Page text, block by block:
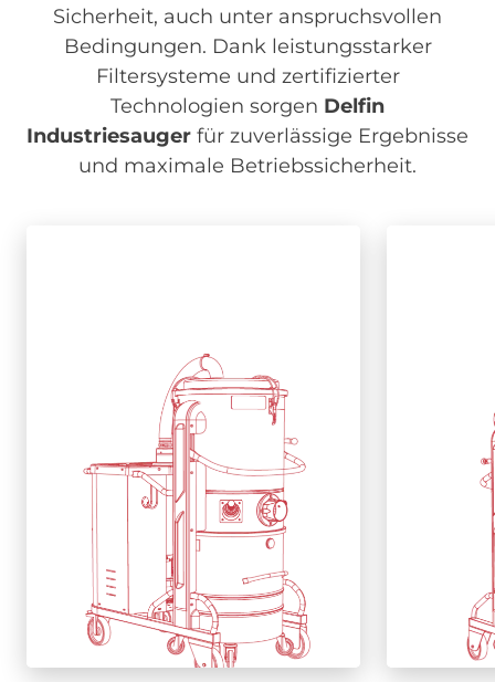
Sicherheit, auch unter anspruchsvollen
Bedingungen. Dank leistungsstarker
Filtersysteme und zertifizierter
Technologien sorgen Delfin
Industriesauger für zuverlässige Ergebnisse
und maximale Betriebssicherheit.
Einsatz mit hoher
Energieeffizienz und robuster
Schutzklasse.
Mehr
erfahren